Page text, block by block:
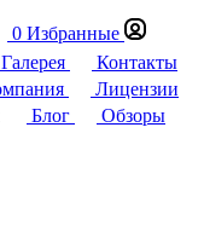
0 Избранные
Галерея
Контакты
Лицензии
Блог
Обзоры